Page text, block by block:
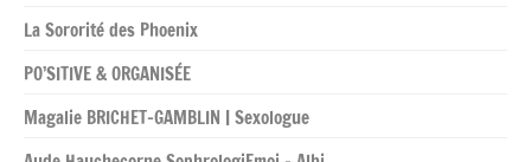
La Sororité des Phoenix
PO’SITIVE & ORGANISÉE
Magalie BRICHET-GAMBLIN | Sexologue